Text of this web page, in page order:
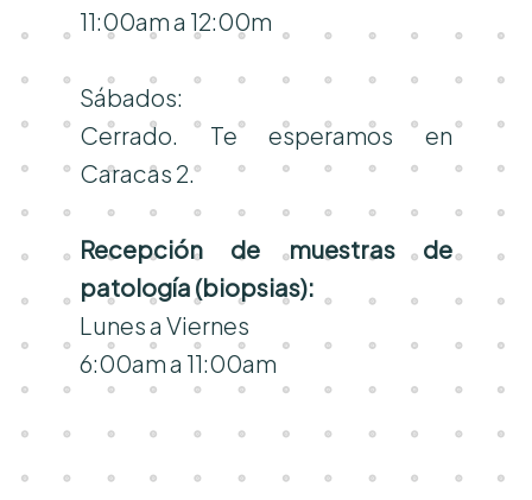
11:00am a 12:00m
Sábados:
Cerrado. Te esperamos en
Caracas 2.
Recepción de muestras de
patología (biopsias):
Lunes a Viernes
6:00am a 11:00am